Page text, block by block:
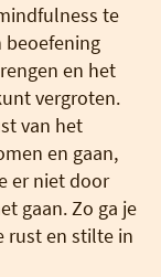
te
beoefening
en het
vergroten.
van het
en gaan,
er niet door
gaan. Zo ga je
rust en stilte in